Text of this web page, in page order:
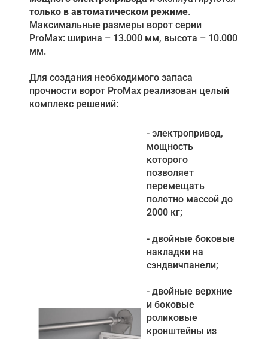
только в автоматическом режиме.
Максимальные размеры ворот серии
ProMaх: ширина – 13.000 мм, высота – 10.000
мм.
Для создания необходимого запаса
прочности ворот ProMax реализован целый
комплекс решений:
- электропривод,
мощность
которого
позволяет
перемещать
полотно массой до
2000 кг;
- двойные боковые
накладки на
сэндвичпанели;
- двойные верхние
и боковые
роликовые
кронштейны из